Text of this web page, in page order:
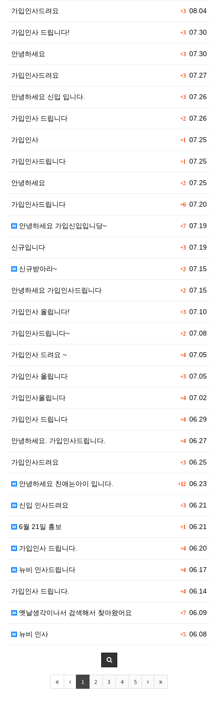
+308.04
가입인사드려요
+307.30
가입인사 드립니다!
+307.30
안녕하세요
+307.27
가입인사드려요
+307.26
안녕하세요 신입 입니다.
+207.26
가입인사 드립니다
+1 07.25
가입인사
+1 07.25
가입인사드립니다
+207.25
안녕하세요
+607.20
가입인사드립니다
+707.19
안녕하세요 가입신입입니당~
+307.19
신규입니다
+207.15
신규받아라~
+207.15
안녕하세요 가입인사드립니다
+307.10
가입인사 올립니다!
+207.08
가입인사드립니다~
+407.05
가입인사 드려요 ~
+307.05
가입인사 올립니다
+407.02
가입인사올립니다
+406.29
가입인사 드립니다
+406.27
안녕하세요. 가입인사드립니다.
+306.25
가입인사드려요
+1206.23
안녕하세요 친애는아이 입니다.
+306.21
신입 인사드려요
+1 06.21
6월 21일 홍보
+406.20
가입인사 드립니다.
+406.17
뉴비 인사드립니다
+406.14
가입인사 드립니다.
+706.09
옛날생각이나서 검색해서 찾아왔어요
+506.08
뉴비 인사
1 2 3 4 5